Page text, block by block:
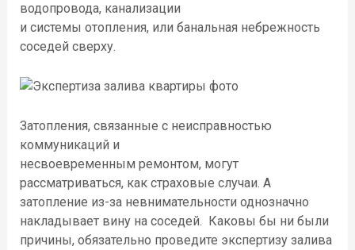
водопровода, канализации
и системы отопления, или банальная небрежность
соседей сверху.
Затопления, связанные с неисправностью
коммуникаций и
несвоевременным ремонтом, могут
рассматриваться, как страховые случаи. А
затопление из-за невнимательности однозначно
накладывает вину на соседей. Каковы бы ни были
причины, обязательно проведите экспертизу залива